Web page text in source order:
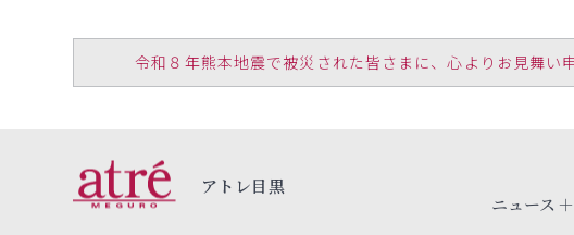
令和８年熊本地震で被災された皆さまに、心よりお見舞い
アトレ目黒
ニュース